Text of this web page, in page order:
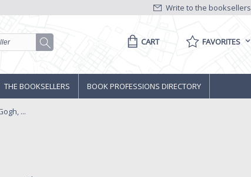
Write to the booksellers
CART FAVORITES
THE BOOKSELLERS BOOK PROFESSIONS DIRECTORY
...